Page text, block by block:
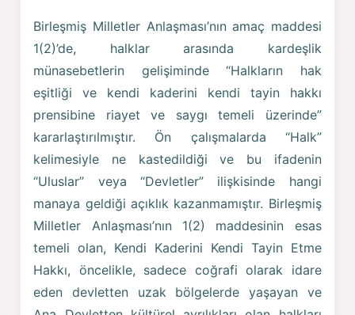
Birleşmiş Milletler Anlaşması’nın amaç maddesi
1(2)’de, halklar arasında kardeşlik
münasebetlerin gelişiminde “Halkların hak
eşitliği ve kendi kaderini kendi tayin hakkı
prensibine riayet ve saygı temeli üzerinde”
kararlaştırılmıştır. Ön çalışmalarda “Halk”
kelimesiyle ne kastedildiği ve bu ifadenin
“Uluslar” veya “Devletler” ilişkisinde hangi
manaya geldiği açıklık kazanmamıştır. Birleşmiş
Milletler Anlaşması’nın 1(2) maddesinin esas
temeli olan, Kendi Kaderini Kendi Tayin Etme
Hakkı, öncelikle, sadece coğrafi olarak idare
eden devletten uzak bölgelerde yaşayan ve